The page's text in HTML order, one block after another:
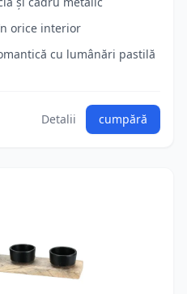
orice interior
cu lumânări pastilă
Detalii cumpără